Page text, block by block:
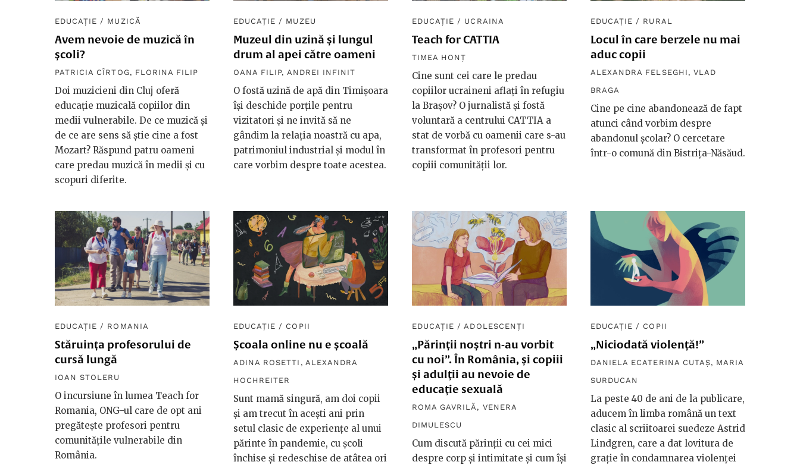
EDUCAȚIE / MUZICĂ
Avem nevoie de muzică în
școli?
PATRICIA CÎRTOG, FLORINA FILIP
Doi muzicieni din Cluj oferă
educație muzicală copiilor din
medii vulnerabile. De ce muzică și
de ce are sens să știe cine a fost
Mozart? Răspund patru oameni
care predau muzică în medii și cu
scopuri diferite.
EDUCAȚIE / MUZEU
Muzeul din uzină și lungul
drum al apei către oameni
OANA FILIP, ANDREI INFINIT
O fostă uzină de apă din Timișoara
își deschide porțile pentru
vizitatori și ne invită să ne
gândim la relația noastră cu apa,
patrimoniul industrial și modul în
care vorbim despre toate acestea.
EDUCAȚIE / UCRAINA
Teach for CATTIA
TIMEA HONȚ
Cine sunt cei care le predau
copiilor ucraineni aflați în refugiu
la Brașov? O jurnalistă și fostă
voluntară a centrului CATTIA a
stat de vorbă cu oamenii care s-au
transformat în profesori pentru
copiii comunității lor.
EDUCAȚIE / RURAL
Locul în care berzele nu mai
aduc copii
ALEXANDRA FELSEGHI , VLAD
BRAGA
Cine pe cine abandonează de fapt
atunci când vorbim despre
abandonul școlar? O cercetare
într-o comună din Bistrița-Năsăud.
EDUCAȚIE / ROMANIA
Stăruința profesorului de
cursă lungă
IOAN STOLERU
O incursiune în lumea Teach for
Romania, ONG-ul care de opt ani
pregătește profesori pentru
comunitățile vulnerabile din
România.
EDUCAȚIE / COPII
Școala online nu e școală
ADINA ROSETTI , ALEXANDRA
HOCHREITER
Sunt mamă singură, am doi copii
și am trecut în acești ani prin
setul clasic de experiențe al unui
părinte în pandemie, cu școli
închise și redeschise de atâtea ori
EDUCAȚIE /ADOLESCENȚI
„Părinții noștri n-au vorbit
cu noi”. În România, și copiii
și adulții au nevoie de
educație sexuală
ROMA GAVRILĂ , VENERA
DIMULESCU
Cum discută părinții cu cei mici
despre corp și intimitate și cum își
EDUCAȚIE / COPII
„Niciodată violență!”
DANIELA ECATERINA CUTAȘ, MARIA
SURDUCAN
La peste 40 de ani de la publicare,
aducem în limba română un text
clasic al scriitoarei suedeze Astrid
Lindgren, care a dat lovitura de
grație în condamnarea violenței